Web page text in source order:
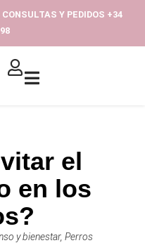
Y PEDIDOS +34
el
en los
y bienestar, Perros